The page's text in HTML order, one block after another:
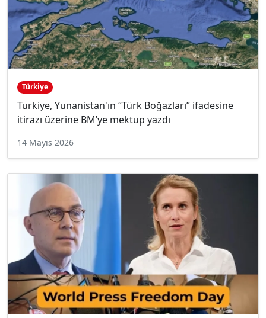
Türkiye
Türkiye, Yunanistan'ın “Türk Boğazları” ifadesine
itirazı üzerine BM’ye mektup yazdı
14 Mayıs 2026